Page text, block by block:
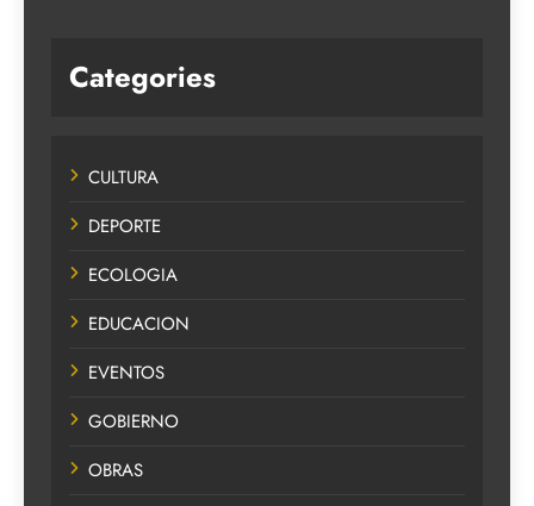
Categories
CULTURA
DEPORTE
ECOLOGIA
EDUCACION
EVENTOS
GOBIERNO
OBRAS